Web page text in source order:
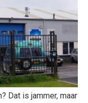
Dat is jammer, maar